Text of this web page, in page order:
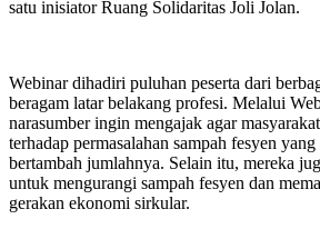
satu inisiator Ruang Solidaritas Joli Jolan.
Webinar dihadiri puluhan peserta dari
beragam latar belakang profesi. Melalui
narasumber ingin mengajak agar
terhadap permasalahan sampah fesyen
bertambah jumlahnya. Selain itu, mereka
untuk mengurangi sampah fesyen dan
gerakan ekonomi sirkular.